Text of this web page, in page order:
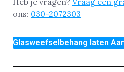
ons: 030-2072303
Glasweefselbehang laten